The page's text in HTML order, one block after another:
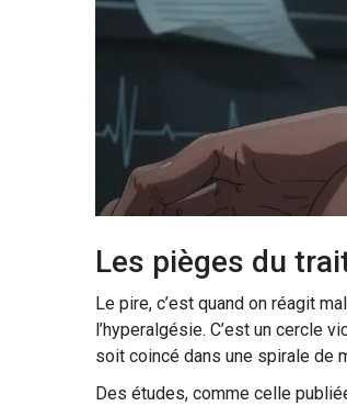
Les pièges du
Le pire, c’est quand on réagit
l’hyperalgésie. C’est un cercle
soit coincé dans une spirale de
Des études, comme celle